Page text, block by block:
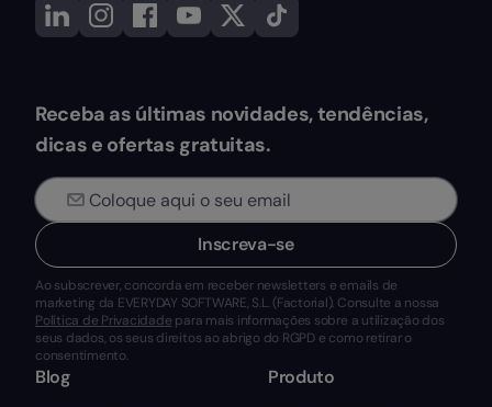
Receba as últimas novidades, tendências,
dicas e ofertas gratuitas.
Inscreva-se
Ao subscrever, concorda em receber newsletters e emails de
marketing da EVERYDAY SOFTWARE, S.L. (Factorial). Consulte a nossa
Política de Privacidade para mais informações sobre a utilização dos
seus dados, os seus direitos ao abrigo do RGPD e como retirar o
consentimento.
Blog Produto